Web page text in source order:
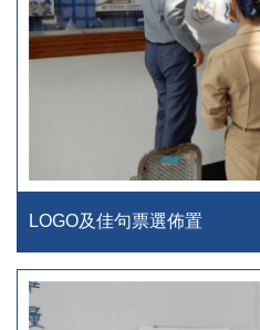
LOGO及佳句票選佈置